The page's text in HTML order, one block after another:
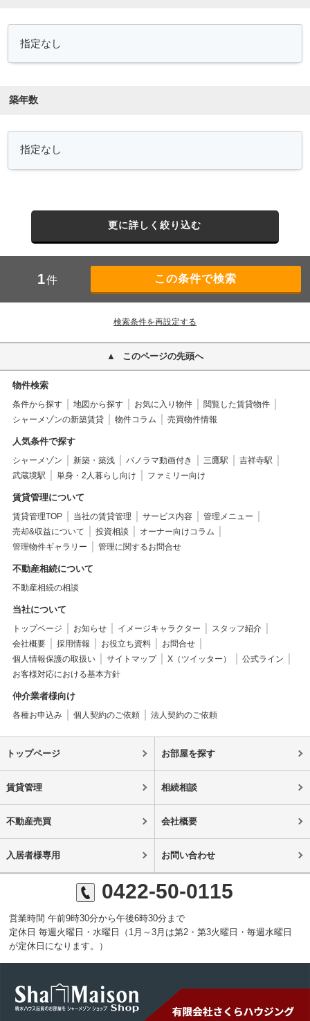
築年数
更に詳しく絞り込む
1件
検索条件を再設定する
このページの先頭へ
物件検索
条件から探す 地図から探す お気に入り物件
閲覧した賃貸物件
シャーメゾンの新築賃貸
物件コラム 売買物件情報
人気条件で探す
シャーメゾン 新築・築浅 パノラマ動画付き 三鷹駅
吉祥寺駅
武蔵境駅
単身・2人暮らし向け ファミリー向け
賃貸管理について
賃貸管理TOP 当社の賃貸管理 サービス内容
管理メニュー
売却&収益について
投資相談
オーナー向けコラム
管理物件ギャラリー
管理に関するお問合せ
不動産相続について
不動産相続の相談
当社について
トップページ お知らせ イメージキャラクター
スタッフ紹介
会社概要
採用情報 お役立ち資料
お問合せ
個人情報保護の取扱い
サイトマップ X（ツイッター）
公式ライン
お客様対応における基本方針
仲介業者様向け
各種お申込み 個人契約のご依頼 法人契約のご依頼
トップページ お部屋を探す
賃貸管理 相続相談
不動産売買 会社概要
入居者様専用 お問い合わせ
0422-50-0115
営業時間 午前9時30分から午後6時30分まで
定休日 毎週火曜日・水曜日（1月～3月は第2・第3火曜日・毎週水曜日
が定休日になります。）